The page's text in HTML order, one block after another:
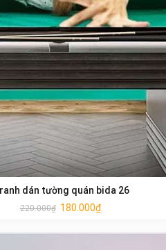
dán tường quán bida 26
220.000₫ 180.000₫